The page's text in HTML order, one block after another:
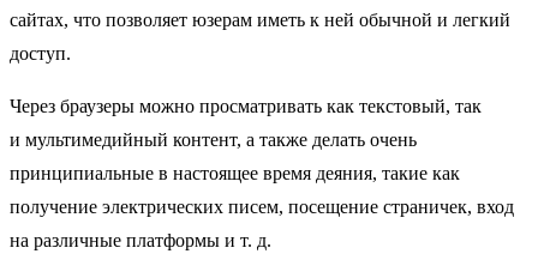
сайтах, что позволяет юзерам иметь к ней обычной и легкий
доступ.
Через браузеры можно просматривать как текстовый, так
и мультимедийный контент, а также делать очень
принципиальные в настоящее время деяния, такие как
получение электрических писем, посещение страничек, вход
на различные платформы и т. д.